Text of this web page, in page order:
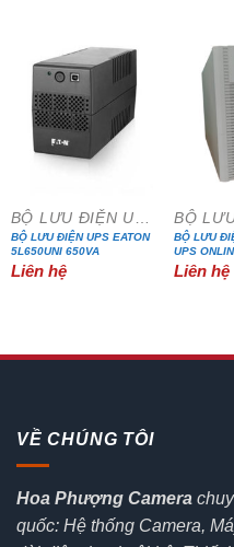
BỘ LƯU ĐIỆN UPS
BỘ LƯU ĐIỆN UPS EATON
5L650UNI 650VA
Liên hệ
BỘ LƯU
UPS
Liên hệ
VỀ CHÚNG TÔI
Hoa Phượng Camera
quốc: Hệ thống Camera,